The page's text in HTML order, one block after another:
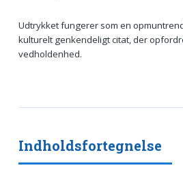
Udtrykket fungerer som en
kulturelt genkendeligt citat, der
vedholdenhed.
Indholdsfortegnelse